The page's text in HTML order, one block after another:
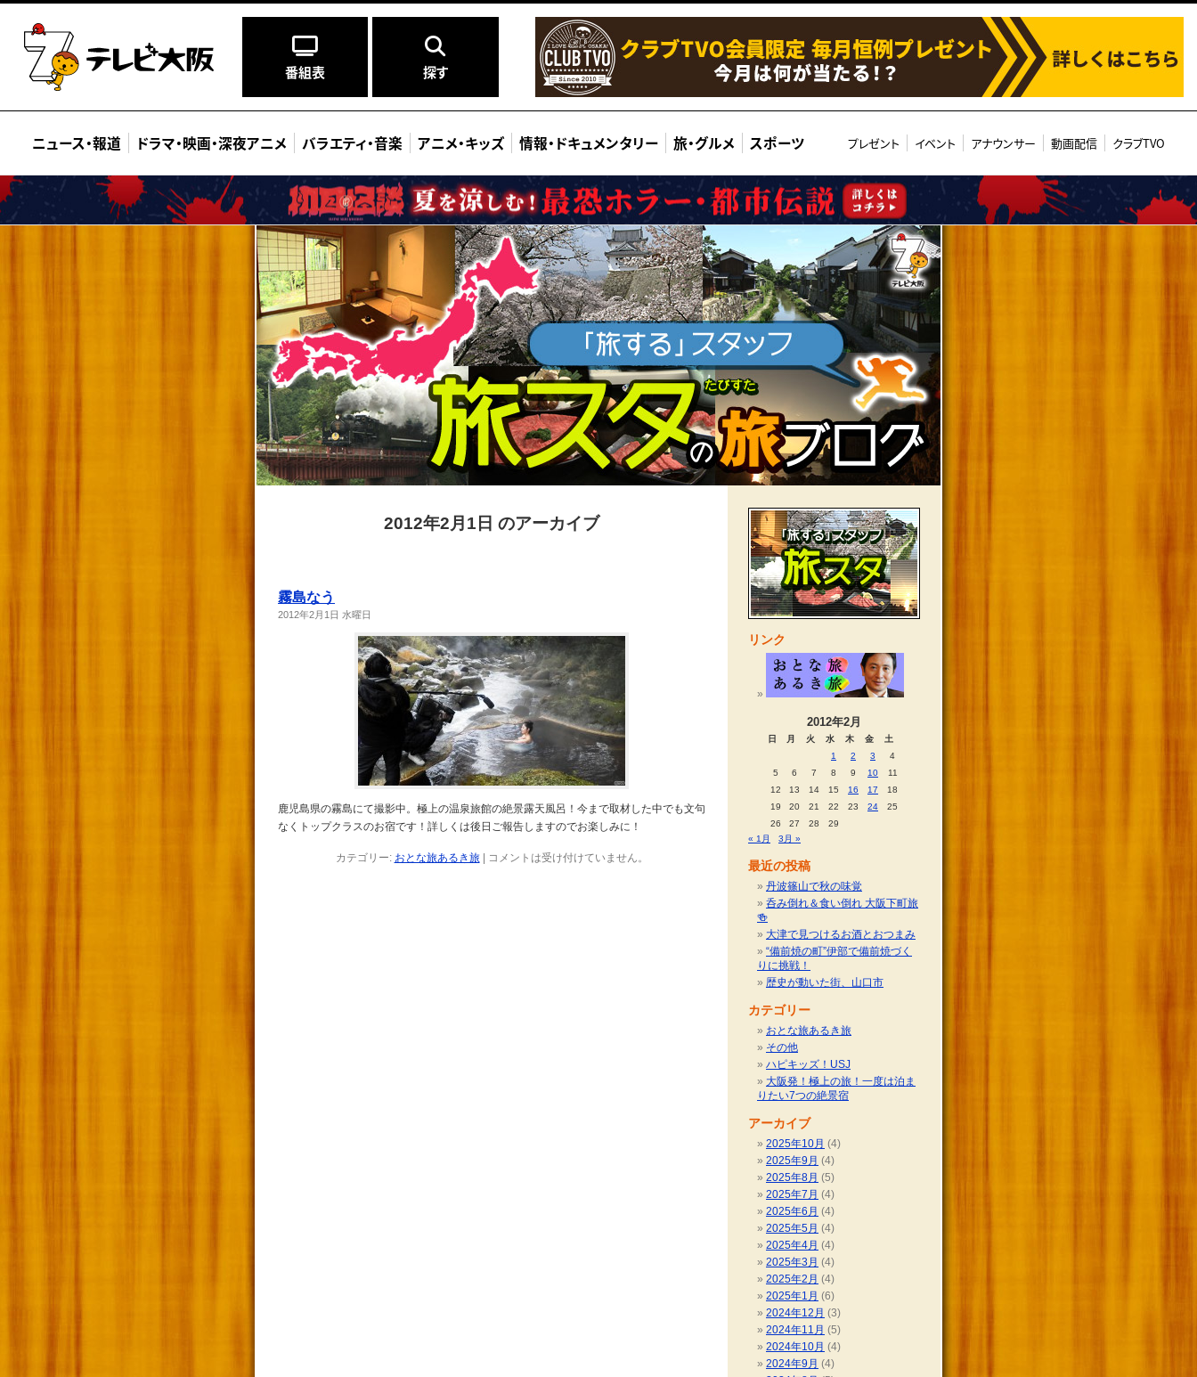
番組表 探す
ニュース・報道 ドラマ・映画・深夜アニメ バラエティ・音楽 アニメ・キッズ 情報・ ドキュメンタリー 旅・グルメ スポーツ プレゼント イベント アナウンサー 動画配信 クラブTVO
2012年2月1日 のアーカイブ
霧島なう
2012年2月1日 水曜日
鹿児島県の霧島にて撮影中。極上の温泉旅館の絶景露天風呂！今まで取材した中でも文句
なくトップクラスのお宿です！詳しくは後日ご報告しますのでお楽しみに！
カテゴリー: おとな旅あるき旅| コメントは受け付けていません。
リンク
2012年2月
日 月 火 水 木 金
土
1
2 3
4
5
6 7 8 9 10
11
12
13 14 15 16 17
18
19
20 21 22 23 24
25
26
27 28
29
« 1月
3月 »
最近の投稿
丹波篠山で秋の味覚
呑み倒れ＆食い倒れ 大阪下町旅
🍻
大津で見つけるお酒とおつまみ
“備前焼の町”伊部で備前焼づく
りに挑戦！
歴史が動いた街、山口市
カテゴリー
おとな旅あるき旅
その他
ハピキッズ！USJ
大阪発！極上の旅！一度は泊ま
りたい7つの絶景宿
アーカイブ
2025年10月 (4)
2025年9月 (4)
2025年8月 (5)
2025年7月 (4)
2025年6月 (4)
2025年5月 (4)
2025年4月 (4)
2025年3月 (4)
2025年2月 (4)
2025年1月 (6)
2024年12月 (3)
2024年11月 (5)
2024年10月 (4)
2024年9月 (4)